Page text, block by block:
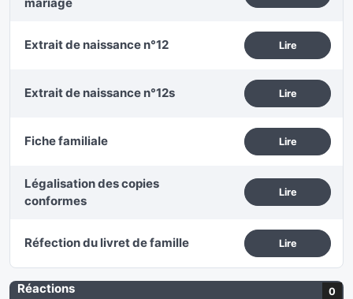
mariage
Extrait de naissance n°12 Lire
Extrait de naissance n°12s Lire
Fiche familiale Lire
Légalisation des copies
conformes
Lire
Réfection du livret de famille Lire
Réactions 0